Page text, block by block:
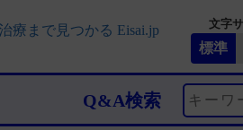
文字
Q&A検索